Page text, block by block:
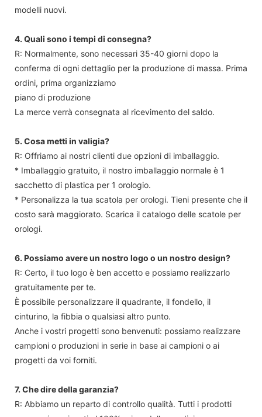
modelli nuovi.
4. Quali sono i tempi di consegna?
R: Normalmente, sono necessari 35-40 giorni dopo la
conferma di ogni dettaglio per la produzione di massa. Prima
ordini, prima organizziamo
piano di produzione
La merce verrà consegnata al ricevimento del saldo.
5. Cosa metti in valigia?
R: Offriamo ai nostri clienti due opzioni di imballaggio.
* Imballaggio gratuito, il nostro imballaggio normale è 1
sacchetto di plastica per 1 orologio.
* Personalizza la tua scatola per orologi. Tieni presente che il
costo sarà maggiorato. Scarica il catalogo delle scatole per
orologi.
6. Possiamo avere un nostro logo o un nostro design?
R: Certo, il tuo logo è ben accetto e possiamo realizzarlo
gratuitamente per te.
È possibile personalizzare il quadrante, il fondello, il
cinturino, la fibbia o qualsiasi altro punto.
Anche i vostri progetti sono benvenuti: possiamo realizzare
campioni o produzioni in serie in base ai campioni o ai
progetti da voi forniti.
7. Che dire della garanzia?
R: Abbiamo un reparto di controllo qualità. Tutti i prodotti